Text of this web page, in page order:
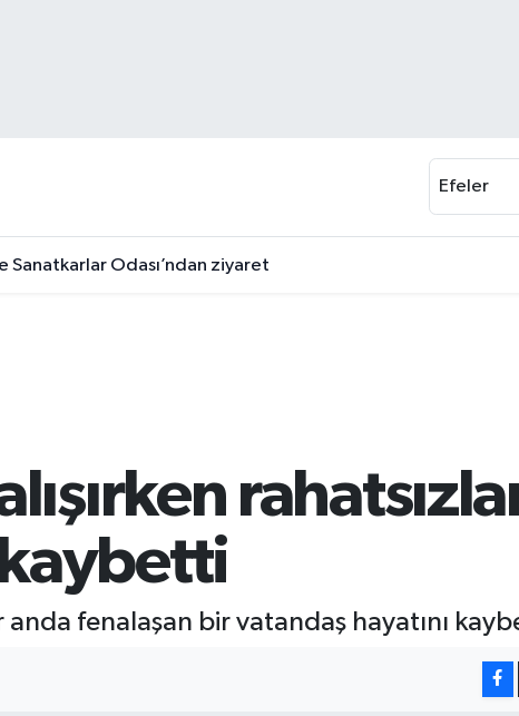
Efeler
Sanatkarlar Odası’ndan ziyaret
kaybetti
anda fenalaşan bir vatandaş hayatını